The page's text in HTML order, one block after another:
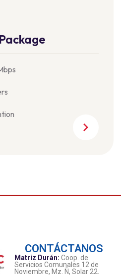
CONTÁCTANOS
Matriz Durán: Coop. de
Servicios Comunales 12 de
Noviembre, Mz. Ñ, Solar 22.